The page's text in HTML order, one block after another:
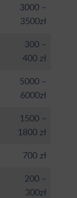
3000 –
3500zł
300 –
400 zł
5000 –
6000zł
1500 –
1800 zł
700 zł
200 –
300zł